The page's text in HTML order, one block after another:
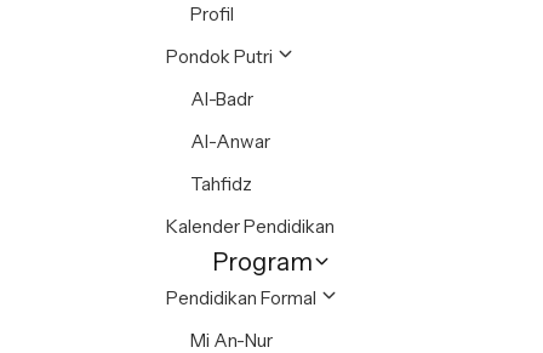
Profil
Pondok Putri
Al-Badr
Al-Anwar
Tahfidz
Kalender Pendidikan
Program
Pendidikan Formal
Mi An-Nur